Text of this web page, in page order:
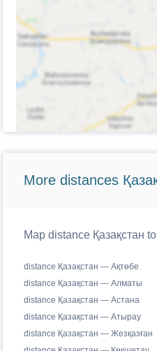
More distances
Map distance Қазақстан
distance Қазақстан — Ақтөбе
distance Қазақстан — Алматы
distance Қазақстан — Астана
distance Қазақстан — Атырау
distance Қазақстан — Жезқазған